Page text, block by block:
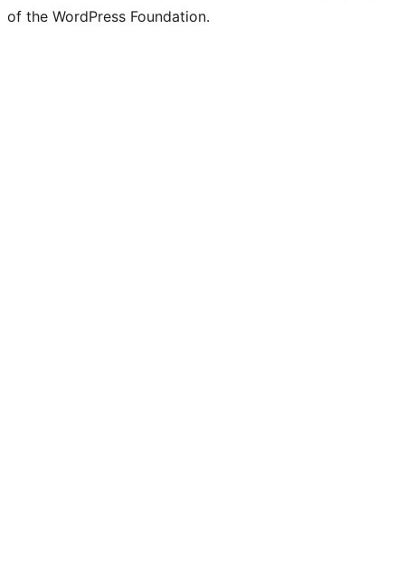
of the WordPress Foundation.